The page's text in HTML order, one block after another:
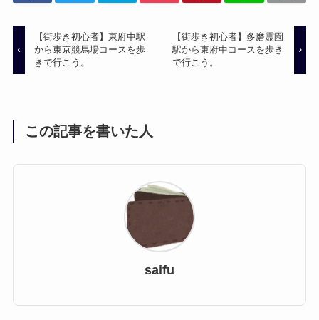
【街歩き初心者】東府中駅
から東京競馬場コースを歩
きで行こう。
【街歩き初心者】多磨霊園
駅から東府中コースを歩き
で行こう。
この記事を書いた人
saifu